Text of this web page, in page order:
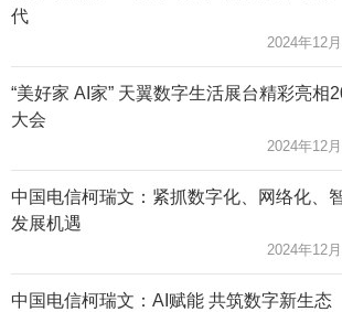
代
2024年12
“美好家 AI家” 天翼数字生活展台精彩亮相
大会
2024年12
中国电信柯瑞文：紧抓数字化、网络化、
发展机遇
2024年12
中国电信柯瑞文：AI赋能 共筑数字新生态